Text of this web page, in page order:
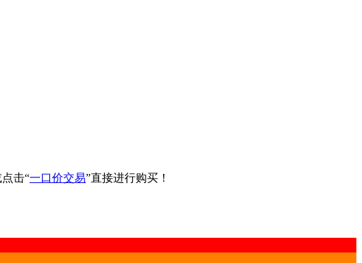
击“一口价交易”直接进行购买！